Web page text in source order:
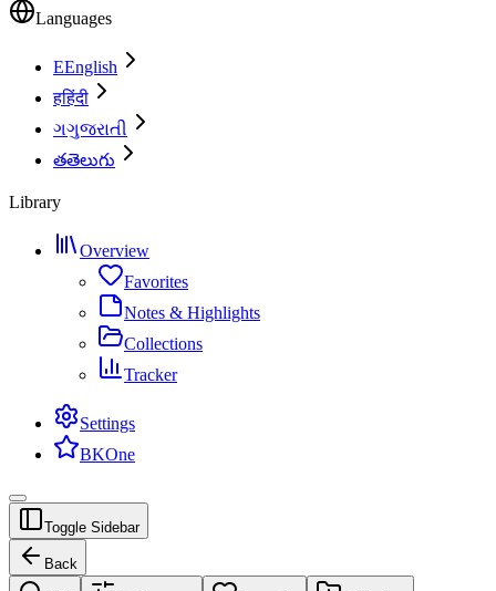
Languages
EEnglish
हहिंदी
ગગુજરાતી
తతెలుగు
Library
Overview
Favorites
Notes & Highlights
Collections
Tracker
Settings
BKOne
Toggle Sidebar
Back